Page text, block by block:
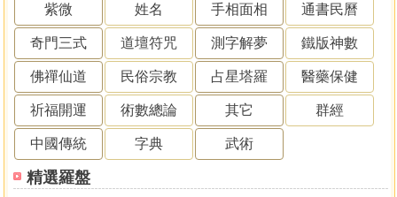
紫微 姓名 手相面相 通書民曆
奇門三式 道壇符咒 測字解夢 鐵版神數
佛禪仙道 民俗宗教 占星塔羅 醫藥保健
祈福開運 術數總論 其它 群經
中國傳統 字典 武術
精選羅盤